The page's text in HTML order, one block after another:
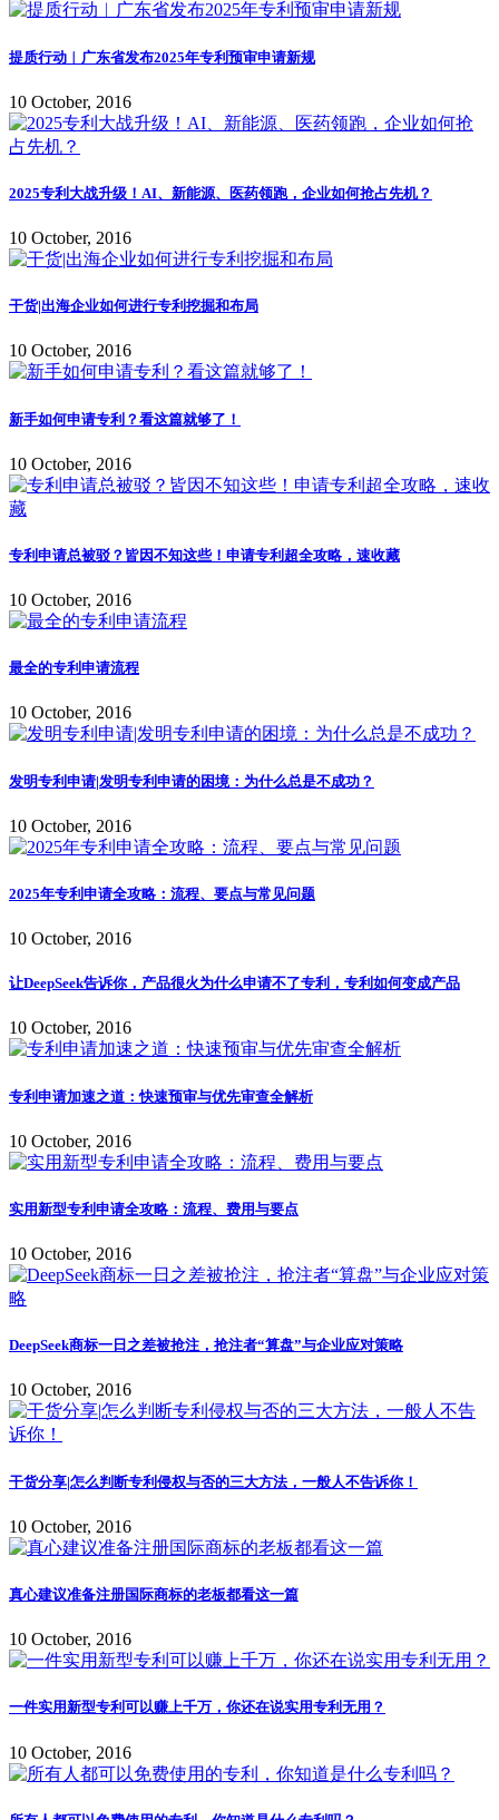
提质行动︱广东省发布2025年专利预审申请新规
10 October, 2016
2025专利大战升级！AI、新能源、医药领跑，企业如何抢占先机？
10 October, 2016
干货|出海企业如何进行专利挖掘和布局
10 October, 2016
新手如何申请专利？看这篇就够了！
10 October, 2016
专利申请总被驳？皆因不知这些！申请专利超全攻略，速收藏
10 October, 2016
最全的专利申请流程
10 October, 2016
发明专利申请|发明专利申请的困境：为什么总是不成功？
10 October, 2016
2025年专利申请全攻略：流程、要点与常见问题
10 October, 2016
让DeepSeek告诉你，产品很火为什么申请不了专利，专利如何变成产品
10 October, 2016
专利申请加速之道：快速预审与优先审查全解析
10 October, 2016
实用新型专利申请全攻略：流程、费用与要点
10 October, 2016
DeepSeek商标一日之差被抢注，抢注者“算盘”与企业应对策略
10 October, 2016
干货分享|怎么判断专利侵权与否的三大方法，一般人不告诉你！
10 October, 2016
真心建议准备注册国际商标的老板都看这一篇
10 October, 2016
一件实用新型专利可以赚上千万，你还在说实用专利无用？
10 October, 2016